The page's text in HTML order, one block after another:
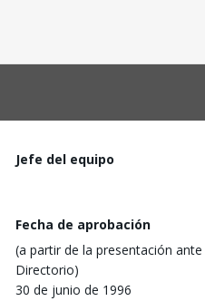
Jefe del equipo
Fecha de aprobación
(a partir de la presentación ante
Directorio)
30 de junio de 1996